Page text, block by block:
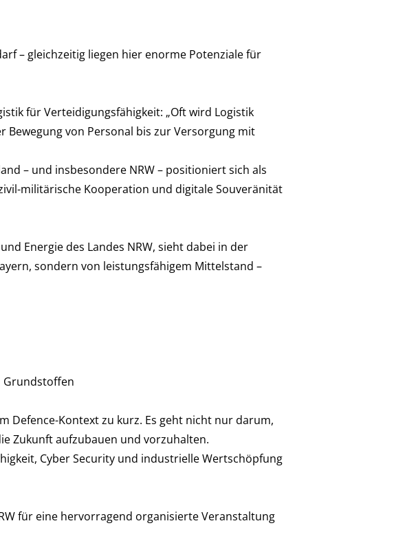
– gleichzeitig liegen hier enorme Potenziale für
für Verteidigungsfähigkeit: „Oft wird Logistik
Bewegung von Personal bis zur Versorgung mit
– und insbesondere NRW – positioniert sich als
militärische Kooperation und digitale Souveränität
Energie des Landes NRW, sieht dabei in der
sondern von leistungsfähigem Mittelstand –
Grundstoffen
Defence-Kontext zu kurz. Es geht nicht nur darum,
Zukunft aufzubauen und vorzuhalten.
Cyber Security und industrielle Wertschöpfung
für eine hervorragend organisierte Veranstaltung